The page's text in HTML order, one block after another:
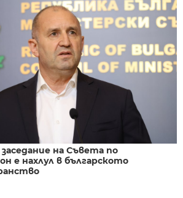
на Съвета по
е нахлул в българското